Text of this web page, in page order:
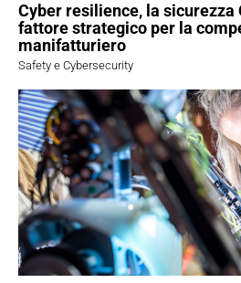
Cyber resilience, la sicurezza
fattore strategico per la
manifatturiero
Safety e Cybersecurity